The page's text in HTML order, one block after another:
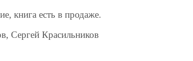
книга есть в продаже.
Сергей Красильников